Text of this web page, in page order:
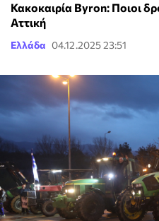
Κακοκαιρία Byron: Ποιοι
Αττική
Ελλάδα 04.12.2025 23:51